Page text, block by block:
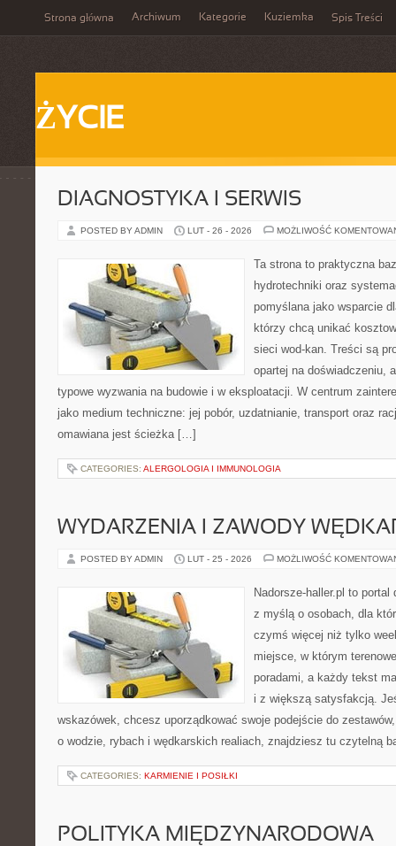
Strona główna Archiwum Kategorie Kuziemka Spis Treści
ŻYCIE
DIAGNOSTYKA I SERWIS
POSTED BY ADMIN LUT - 26 - 2026 MOŻLIWOŚĆ
Ta strona to praktyczna
hydrotechniki oraz
pomyślana jako wsparcie
którzy chcą unikać
sieci wod-kan. Treści są
opartej na doświadczeniu,
typowe wyzwania na budowie i w eksploatacji. W centrum
jako medium techniczne: jej pobór, uzdatnianie, transport oraz
omawiana jest ścieżka […]
CATEGORIES: ALERGOLOGIA I IMMUNOLOGIA
WYDARZENIA I ZAWODY
POSTED BY ADMIN LUT - 25 - 2026 MOŻLIWOŚĆ
Nadorsze-haller.pl to portal
z myślą o osobach, dla
czymś więcej niż tylko
miejsce, w którym
poradami, a każdy tekst
i z większą satysfakcją.
wskazówek, chcesz uporządkować swoje podejście do
o wodzie, rybach i wędkarskich realiach, znajdziesz tu czytelną
CATEGORIES: KARMIENIE I POSIŁKI
POLITYKA MIĘDZYNARODOWA